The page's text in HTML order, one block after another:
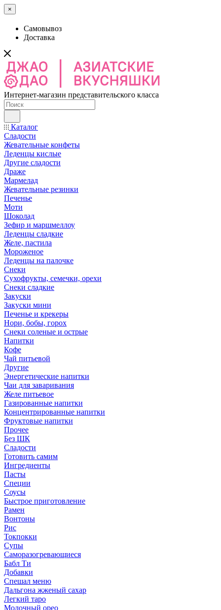
×
Самовывоз
Доставка
Интернет-магазин представительского класса
Каталог
Сладости
Жевательные конфеты
Леденцы кислые
Другие сладости
Драже
Мармелад
Жевательные резинки
Печенье
Моти
Шоколад
Зефир и маршмеллоу
Леденцы сладкие
Желе, пастила
Мороженое
Леденцы на палочке
Снеки
Сухофрукты, семечки, орехи
Снеки сладкие
Закуски
Закуски мини
Печенье и крекеры
Нори, бобы, горох
Снеки соленые и острые
Напитки
Кофе
Чай питьевой
Другие
Энергетические напитки
Чаи для заваривания
Желе питьевое
Газированные напитки
Концентрированные напитки
Фруктовые напитки
Прочее
Без ШК
Сладости
Готовить самим
Ингредиенты
Пасты
Специи
Соусы
Быстрое приготовление
Рамен
Вонтоны
Рис
Токпокки
Супы
Саморазогревающиеся
Бабл Ти
Добавки
Спешал меню
Дальгона жженый сахар
Легкий таро
Молочный орео